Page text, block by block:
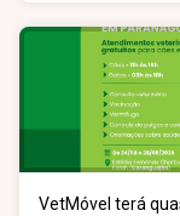
VetMóvel terá